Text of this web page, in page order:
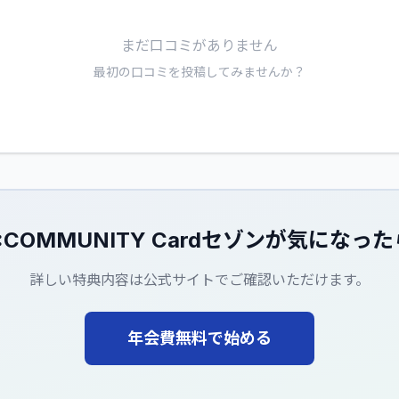
まだ口コミがありません
最初の口コミを投稿してみませんか？
Cardセゾンが気になった
詳しい特典内容は公式サイトでご確認いただけます。
年会費無料で始める